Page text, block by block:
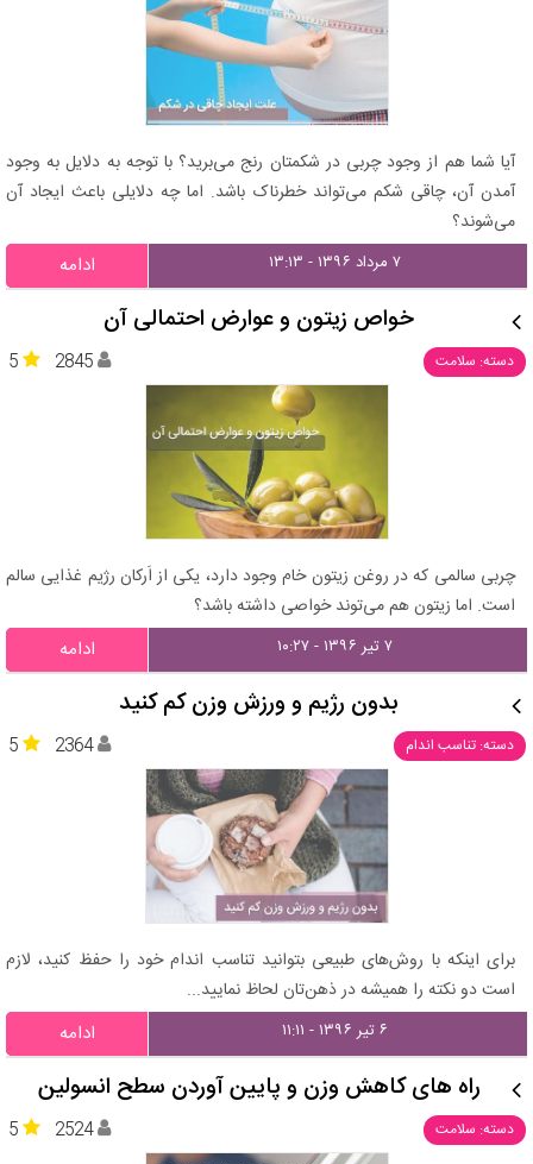
آیا شما هم از وجود چربی‌ در شکمتان رنج می‌برید؟ با توجه به دلایل به وجود
آمدن آن، چاقی شکم می‌تواند خطرناک باشد. اما چه دلایلی باعث ایجاد آن
می‌شوند؟
۷ مرداد ۱۳۹۶ - ۱۳:۱۳ ادامه
خواص زیتون و عوارض احتمالی آن
دسته: سلامت 5 2845
چربی‌ سالمی که در روغن زیتون خام وجود دارد، یکی از اَرکان رژیم غذایی سالم
است. اما زیتون هم می‌توند خواصی داشته باشد؟
۷ تیر ۱۳۹۶ - ۱۰:۲۷ ادامه
بدون رژیم و ورزش وزن کم کنید
دسته: تناسب اندام 5 2364
برای اینکه با روش‌های طبیعی بتوانید تناسب اندام خود را حفظ کنید، لازم
است دو نکته را همیشه در ذهن‌تان لحاظ نمایید...
۶ تیر ۱۳۹۶ - ۱۱:۱۱ ادامه
راه های کاهش وزن و پایین آوردن سطح انسولین
دسته: سلامت 5 2524